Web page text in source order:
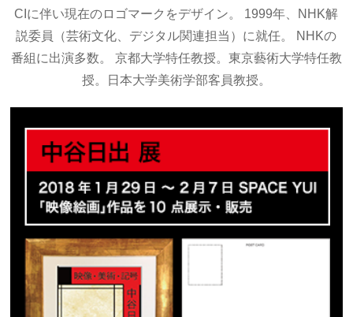
CIに伴い現在のロゴマークをデザイン。 1999年、NHK解
説委員（芸術文化、デジタル関連担当）に就任。 NHKの
番組に出演多数。 京都大学特任教授。東京藝術大学特任教
授。日本大学美術学部客員教授。